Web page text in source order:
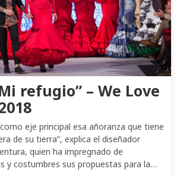
refugio” – We Love
eje principal esa añoranza que tiene
de su tierra”, explica el diseñador
quien ha impregnado de
y costumbres sus propuestas para la…